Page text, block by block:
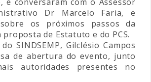
Dr Marcelo Faria, e
os próximos passos da
de Estatuto e do PCS.
SINDSEMP, Gilclésio Campos
de abertura do evento, junto
autoridades presentes no